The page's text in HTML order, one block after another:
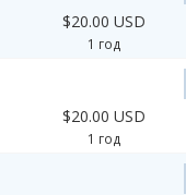
$20.00 USD
1 год
$20.00 USD
1 год